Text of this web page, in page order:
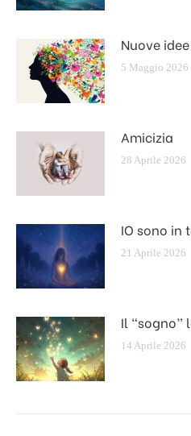
Nuove idee
5 Maggio 2026
Amicizia
28 Aprile 2026
IO sono in
21 Aprile 2026
Il “sogno”
14 Aprile 2026